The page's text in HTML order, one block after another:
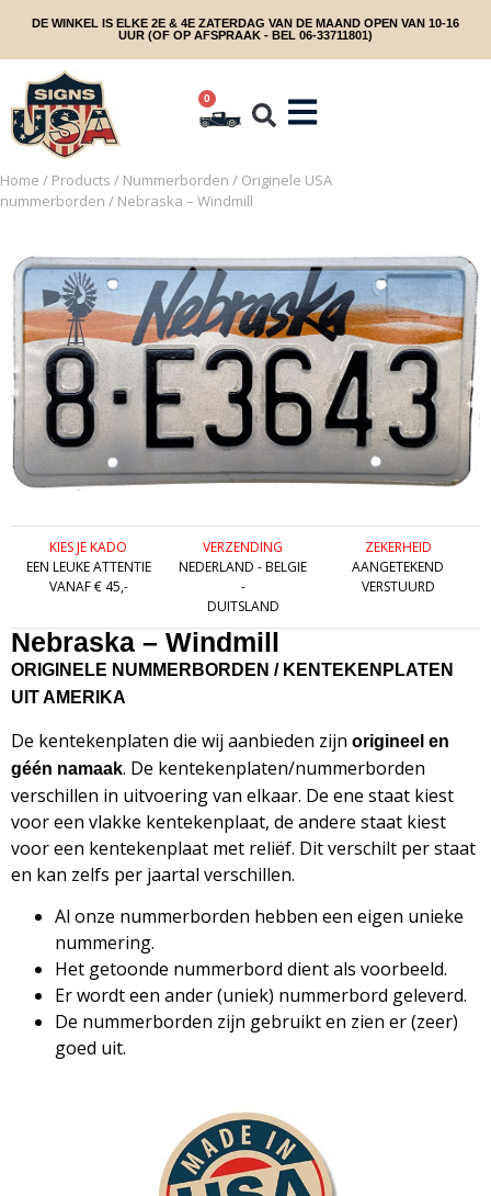
DE WINKEL IS ELKE 2E & 4E ZATERDAG VAN DE MAAND OPEN VAN 10-16
UUR (OF OP AFSPRAAK - BEL 06-33711801)
0
Home / Products / Nummerborden / Originele USA
nummerborden / Nebraska – Windmill
KIES JE KADO
EEN LEUKE ATTENTIE
VANAF € 45,-
VERZENDING
NEDERLAND - BELGIE
-
DUITSLAND
ZEKERHEID
AANGETEKEND
VERSTUURD
Nebraska – Windmill
ORIGINELE NUMMERBORDEN / KENTEKENPLATEN
UIT AMERIKA
De kentekenplaten die wij aanbieden zijn origineel en
géén namaak. De kentekenplaten/nummerborden
verschillen in uitvoering van elkaar. De ene staat kiest
voor een vlakke kentekenplaat, de andere staat kiest
voor een kentekenplaat met reliëf. Dit verschilt per staat
en kan zelfs per jaartal verschillen.
Al onze nummerborden hebben een eigen unieke
nummering.
Het getoonde nummerbord dient als voorbeeld.
Er wordt een ander (uniek) nummerbord geleverd.
De nummerborden zijn gebruikt en zien er (zeer)
goed uit.